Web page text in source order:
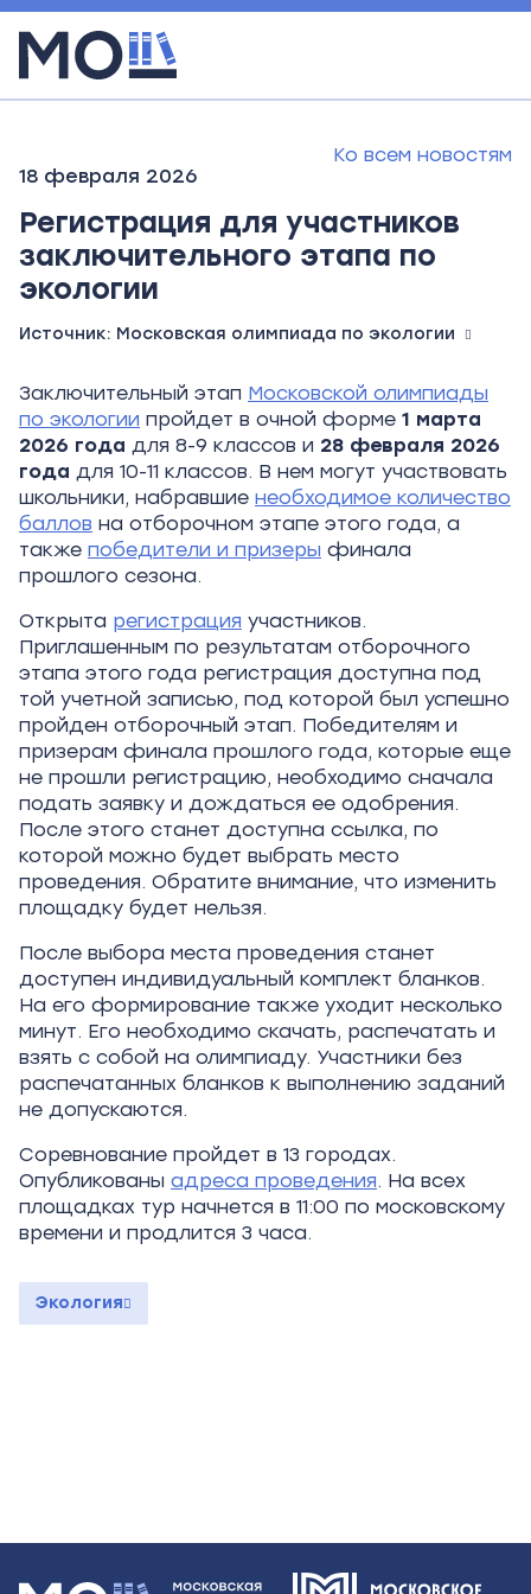
18 февраля 2026
Ко всем новостям
Регистрация для участников
заключительного этапа по
экологии
Источник: Московская олимпиада по экологии
Заключительный этап Московской олимпиады
по экологии пройдет в очной форме 1 марта
2026 года для 8-9 классов и 28 февраля 2026
года для 10-11 классов. В нем могут участвовать
школьники, набравшие необходимое количество
баллов на отборочном этапе этого года, а
также победители и призеры финала
прошлого сезона.
Открыта регистрация участников.
Приглашенным по результатам отборочного
этапа этого года регистрация доступна под
той учетной записью, под которой был успешно
пройден отборочный этап. Победителям и
призерам финала прошлого года, которые еще
не прошли регистрацию, необходимо сначала
подать заявку и дождаться ее одобрения.
После этого станет доступна ссылка, по
которой можно будет выбрать место
проведения. Обратите внимание, что изменить
площадку будет нельзя.
После выбора места проведения станет
доступен индивидуальный комплект бланков.
На его формирование также уходит несколько
минут. Его необходимо скачать, распечатать и
взять с собой на олимпиаду. Участники без
распечатанных бланков к выполнению заданий
не допускаются.
Соревнование пройдет в 13 городах.
Опубликованы адреса проведения. На всех
площадках тур начнется в 11:00 по московскому
времени и продлится 3 часа.
Экология